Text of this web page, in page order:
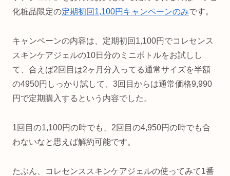
化粧品限定の定期初回1,100円キャンペーンのみです。
キャンペーンの内容は、定期初回1,100円でコレセンス
スキンケアジェルの10日分のミニボトルをお試しし
て、合えば2回目は2ヶ月分入ってる通常サイズを半額
の4950円しっかり試して、3回目からは通常価格9,990
円で定期購入するという内容でした。
1回目の1,100円の時でも、2回目の4,950円の時でも合
わないなと思えば解約可能です。
たぶん、コレセンススキンケアジェルの使ってみて1番